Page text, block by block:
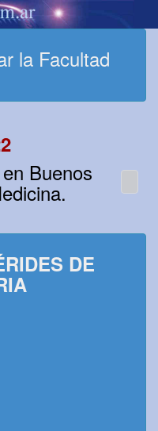
la Facultad
Buenos
DE